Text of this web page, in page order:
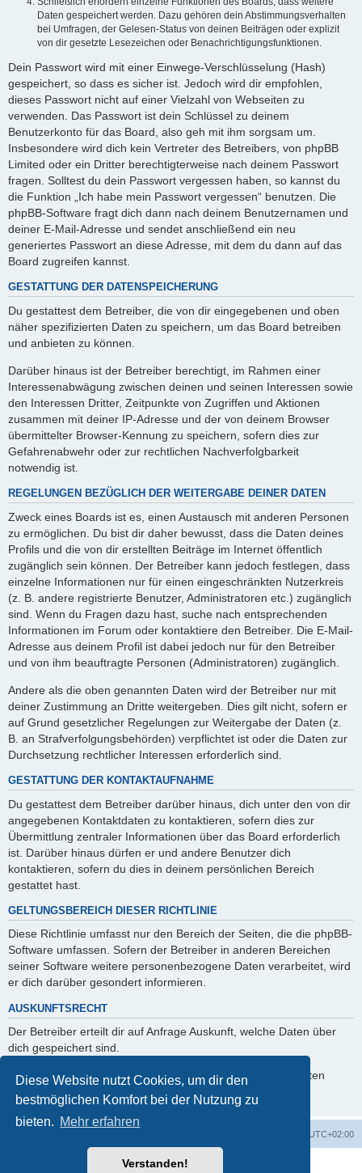
Diese Website nutzt Cookies, um dir den
bestmöglichen Komfort bei der Nutzung zu
bieten. Mehr erfahren
Verstanden!
Daten gespeichert werden. Dazu gehören dein Abstimmungsverhalten
bei Umfragen, der Gelesen-Status von deinen Beiträgen oder explizit
von dir gesetzte Lesezeichen oder Benachrichtigungsfunktionen.
Dein Passwort wird mit einer Einwege-Verschlüsselung (Hash)
gespeichert, so dass es sicher ist. Jedoch wird dir empfohlen,
dieses Passwort nicht auf einer Vielzahl von Webseiten zu
verwenden. Das Passwort ist dein Schlüssel zu deinem
Benutzerkonto für das Board, also geh mit ihm sorgsam um.
Insbesondere wird dich kein Vertreter des Betreibers, von phpBB
Limited oder ein Dritter berechtigterweise nach deinem Passwort
fragen. Solltest du dein Passwort vergessen haben, so kannst du
die Funktion „Ich habe mein Passwort vergessen“ benutzen. Die
phpBB-Software fragt dich dann nach deinem Benutzernamen und
deiner E-Mail-Adresse und sendet anschließend ein neu
generiertes Passwort an diese Adresse, mit dem du dann auf das
Board zugreifen kannst.
GESTATTUNG DER DATENSPEICHERUNG
Du gestattest dem Betreiber, die von dir eingegebenen und oben
näher spezifizierten Daten zu speichern, um das Board betreiben
und anbieten zu können.
Darüber hinaus ist der Betreiber berechtigt, im Rahmen einer
Interessenabwägung zwischen deinen und seinen Interessen sowie
den Interessen Dritter, Zeitpunkte von Zugriffen und Aktionen
zusammen mit deiner IP-Adresse und der von deinem Browser
übermittelter Browser-Kennung zu speichern, sofern dies zur
Gefahrenabwehr oder zur rechtlichen Nachverfolgbarkeit
notwendig ist.
REGELUNGEN BEZÜGLICH DER WEITERGABE DEINER DATEN
Zweck eines Boards ist es, einen Austausch mit anderen Personen
zu ermöglichen. Du bist dir daher bewusst, dass die Daten deines
Profils und die von dir erstellten Beiträge im Internet öffentlich
zugänglich sein können. Der Betreiber kann jedoch festlegen, dass
einzelne Informationen nur für einen eingeschränkten Nutzerkreis
(z. B. andere registrierte Benutzer, Administratoren etc.) zugänglich
sind. Wenn du Fragen dazu hast, suche nach entsprechenden
Informationen im Forum oder kontaktiere den Betreiber. Die E-Mail-
Adresse aus deinem Profil ist dabei jedoch nur für den Betreiber
und von ihm beauftragte Personen (Administratoren) zugänglich.
Andere als die oben genannten Daten wird der Betreiber nur mit
deiner Zustimmung an Dritte weitergeben. Dies gilt nicht, sofern er
auf Grund gesetzlicher Regelungen zur Weitergabe der Daten (z.
B. an Strafverfolgungsbehörden) verpflichtet ist oder die Daten zur
Durchsetzung rechtlicher Interessen erforderlich sind.
GESTATTUNG DER KONTAKTAUFNAHME
Du gestattest dem Betreiber darüber hinaus, dich unter den von dir
angegebenen Kontaktdaten zu kontaktieren, sofern dies zur
Übermittlung zentraler Informationen über das Board erforderlich
ist. Darüber hinaus dürfen er und andere Benutzer dich
kontaktieren, sofern du dies in deinem persönlichen Bereich
gestattet hast.
GELTUNGSBEREICH DIESER RICHTLINIE
Diese Richtlinie umfasst nur den Bereich der Seiten, die die phpBB-
Software umfassen. Sofern der Betreiber in anderen Bereichen
seiner Software weitere personenbezogene Daten verarbeitet, wird
er dich darüber gesondert informieren.
AUSKUNFTSRECHT
Der Betreiber erteilt dir auf Anfrage Auskunft, welche Daten über
dich gespeichert sind.
Du kannst jederzeit die Löschung bzw. Sperrung deiner Daten
verlangen. Kontaktiere hierzu bitte den Betreiber.
UTC+02:00
Powered byphpBB® Forum Software © phpBB Limited